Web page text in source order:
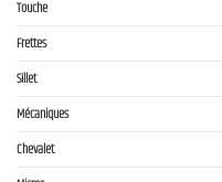
Touche
Frettes
Sillet
Mécaniques
Chevalet